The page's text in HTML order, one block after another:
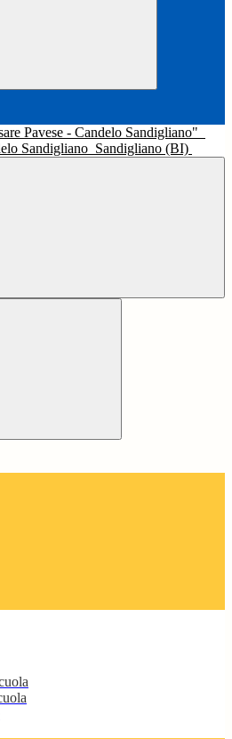
Sandigliano Sandigliano (BI)